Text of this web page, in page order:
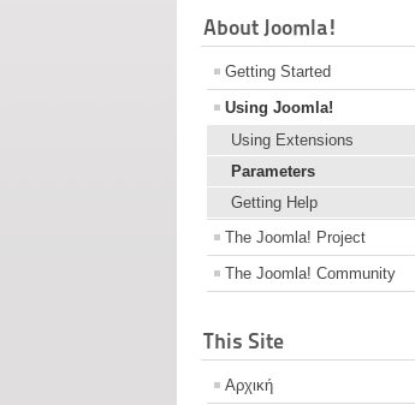
About Joomla!
Getting Started
Using Joomla!
Using Extensions
Parameters
Getting Help
The Joomla! Project
The Joomla! Community
This Site
Αρχική